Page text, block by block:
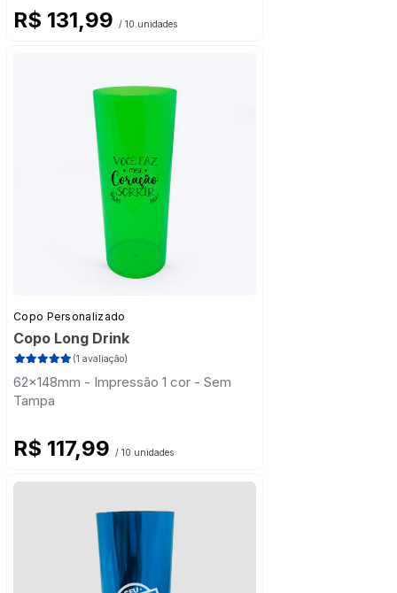
R$ 131,99 / 10 unidades
Copo Personalizado
Copo Long Drink
(1 avaliação)
62x148mm - Impressão 1 cor - Sem
Tampa
R$ 117,99 / 10 unidades